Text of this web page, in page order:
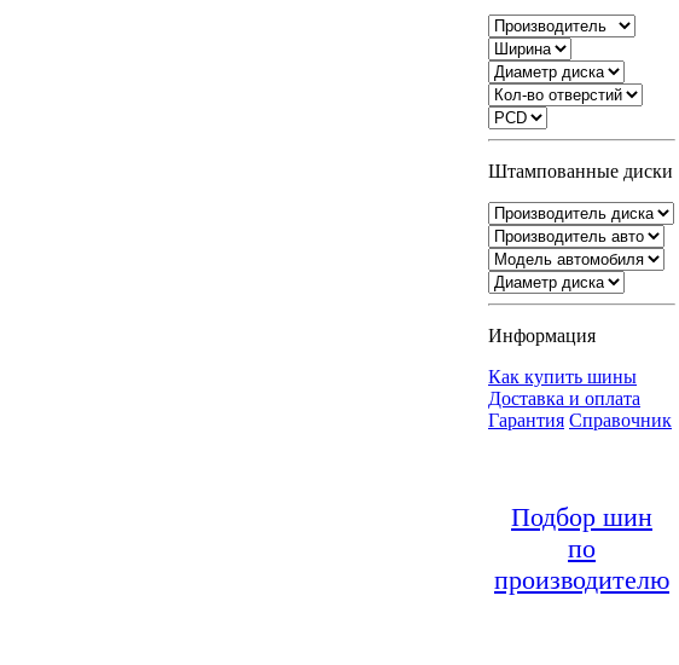
Штампованные диски
Информация
Как купить шины
Доставка и оплата
Гарантия Справочник
Подбор шин
по
производителю